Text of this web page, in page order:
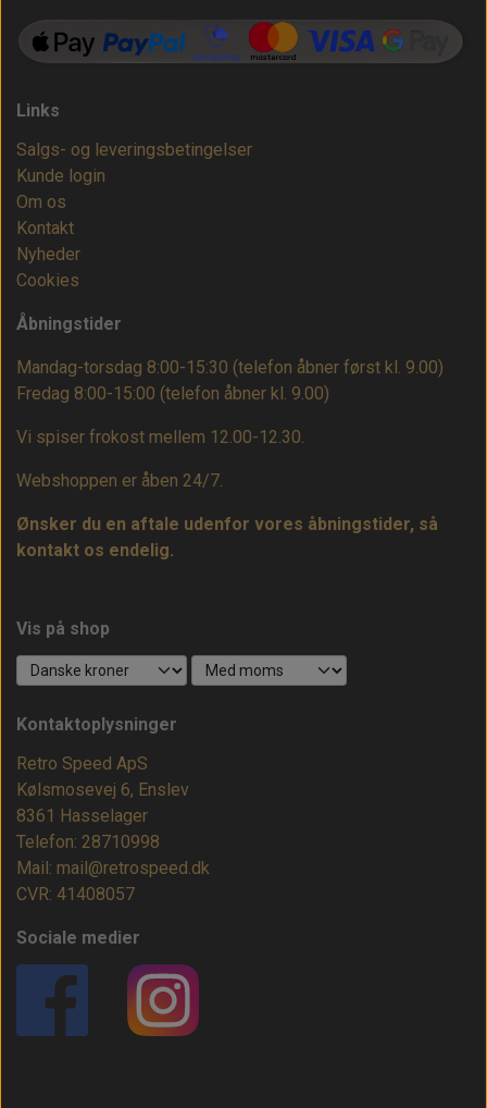
Links
Salgs- og leveringsbetingelser
Kunde login
Om os
Kontakt
Nyheder
Cookies
Åbningstider
Mandag-torsdag 8:00-15:30 (telefon åbner først kl. 9.00)
Fredag 8:00-15:00 (telefon åbner kl. 9.00)
Vi spiser frokost mellem 12.00-12.30.
Webshoppen er åben 24/7.
Ønsker du en aftale udenfor vores åbningstider, så
kontakt os endelig.
Vis på shop
Kontaktoplysninger
Retro Speed ApS
Kølsmosevej 6, Enslev
8361 Hasselager
Telefon: 28710998
Mail: mail@retrospeed.dk
CVR: 41408057
Sociale medier